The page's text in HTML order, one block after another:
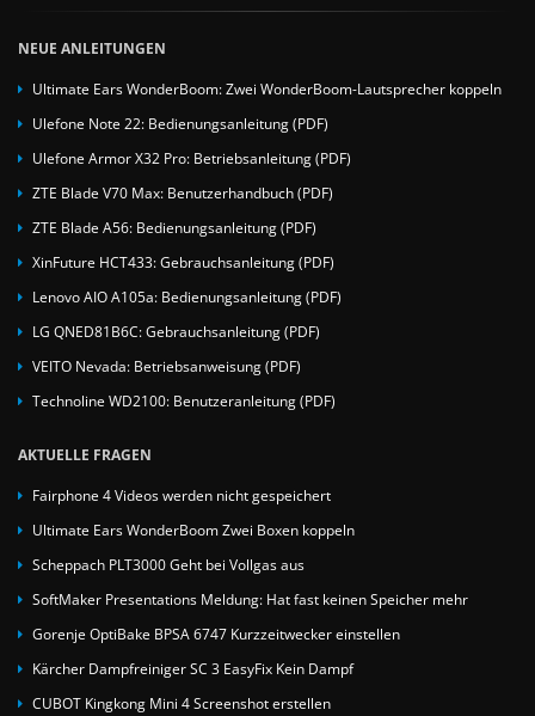
NEUE ANLEITUNGEN
Ultimate Ears WonderBoom: Zwei WonderBoom-Lautsprecher koppeln
Ulefone Note 22: Bedienungsanleitung (PDF)
Ulefone Armor X32 Pro: Betriebsanleitung (PDF)
ZTE Blade V70 Max: Benutzerhandbuch (PDF)
ZTE Blade A56: Bedienungsanleitung (PDF)
XinFuture HCT433: Gebrauchsanleitung (PDF)
Lenovo AIO A105a: Bedienungsanleitung (PDF)
LG QNED81B6C: Gebrauchsanleitung (PDF)
VEITO Nevada: Betriebsanweisung (PDF)
Technoline WD2100: Benutzeranleitung (PDF)
AKTUELLE FRAGEN
Fairphone 4 Videos werden nicht gespeichert
Ultimate Ears WonderBoom Zwei Boxen koppeln
Scheppach PLT3000 Geht bei Vollgas aus
SoftMaker Presentations Meldung: Hat fast keinen Speicher mehr
Gorenje OptiBake BPSA 6747 Kurzzeitwecker einstellen
Kärcher Dampfreiniger SC 3 EasyFix Kein Dampf
CUBOT Kingkong Mini 4 Screenshot erstellen